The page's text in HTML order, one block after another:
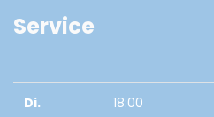
Service
Di. 18:00